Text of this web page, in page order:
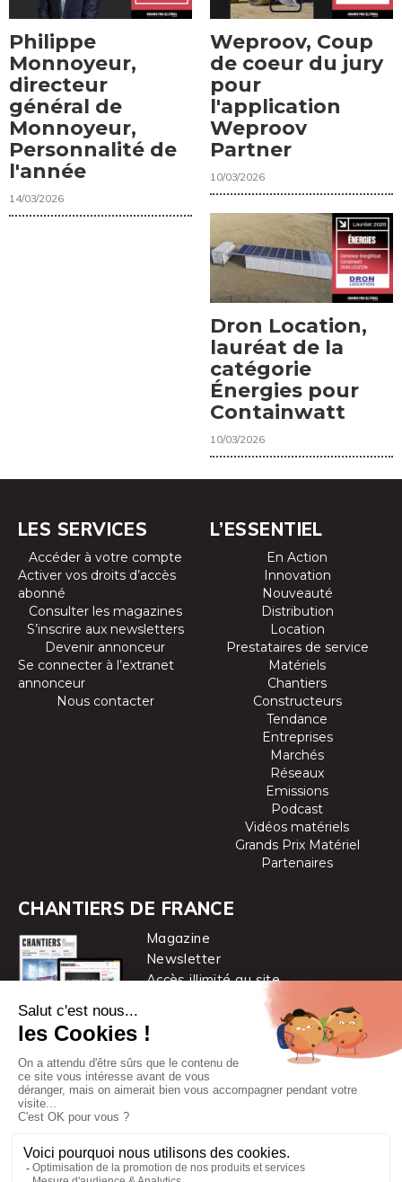
Philippe
Monnoyeur,
directeur
général de
Monnoyeur,
Personnalité de
l'année
14/03/2026
Weproov, Coup
de coeur du jury
pour
l'application
Weproov
Partner
10/03/2026
Dron Location,
lauréat de la
catégorie
Énergies pour
Containwatt
10/03/2026
LES SERVICES
Accéder à votre compte
Activer vos droits d’accès
abonné
Consulter les magazines
S’inscrire aux newsletters
Devenir annonceur
Se connecter à l’extranet
annonceur
Nous contacter
L’ESSENTIEL
En Action
Innovation
Nouveauté
Distribution
Location
Prestataires de service
Matériels
Chantiers
Constructeurs
Tendance
Entreprises
Marchés
Réseaux
Emissions
Podcast
Vidéos matériels
Grands Prix Matériel
Partenaires
CHANTIERS DE FRANCE
Magazine
Newsletter
Accès illimité au site
Chantiers de France est une marque